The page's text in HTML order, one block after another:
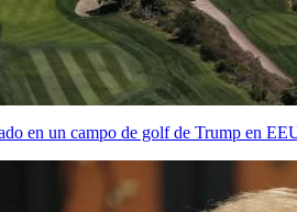
en un campo de golf de Trump en